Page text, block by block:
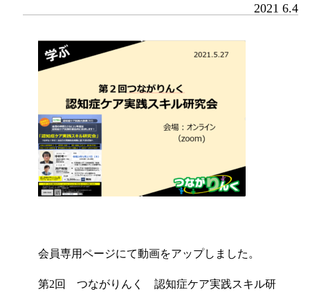
2021 6.4
会員専用ページにて動画をアップしました。
第2回 つながりんく 認知症ケア実践スキル研